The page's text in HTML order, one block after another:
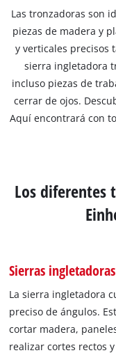
Las tronzadoras son
piezas de madera y
y verticales precisos
sierra ingletadora
incluso piezas de
cerrar de ojos.
Aquí encontrará con
Los diferentes
Sierras ingletadoras
La sierra ingletadora
preciso de ángulos.
cortar madera,
realizar cortes rectos